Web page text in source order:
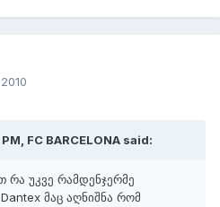
FC BARCELONA said:
რა უკვე რამდენჯერმე
მაც აღნიშნა რომ